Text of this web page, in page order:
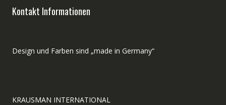
Kontakt Informationen
Design und Farben sind „made in Germany“
KRAUSMAN INTERNATIONAL